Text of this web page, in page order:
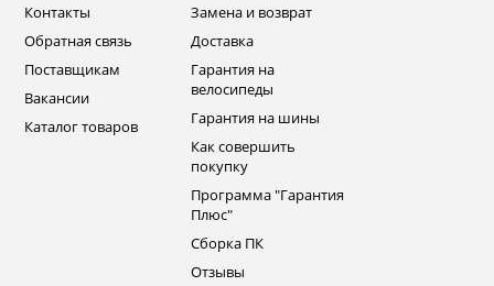
Контакты
Обратная связь
Поставщикам
Вакансии
Каталог товаров
Замена и возврат
Доставка
Гарантия на
велосипеды
Гарантия на шины
Как совершить
покупку
Программа "Гарантия
Плюс"
Сборка ПК
Отзывы